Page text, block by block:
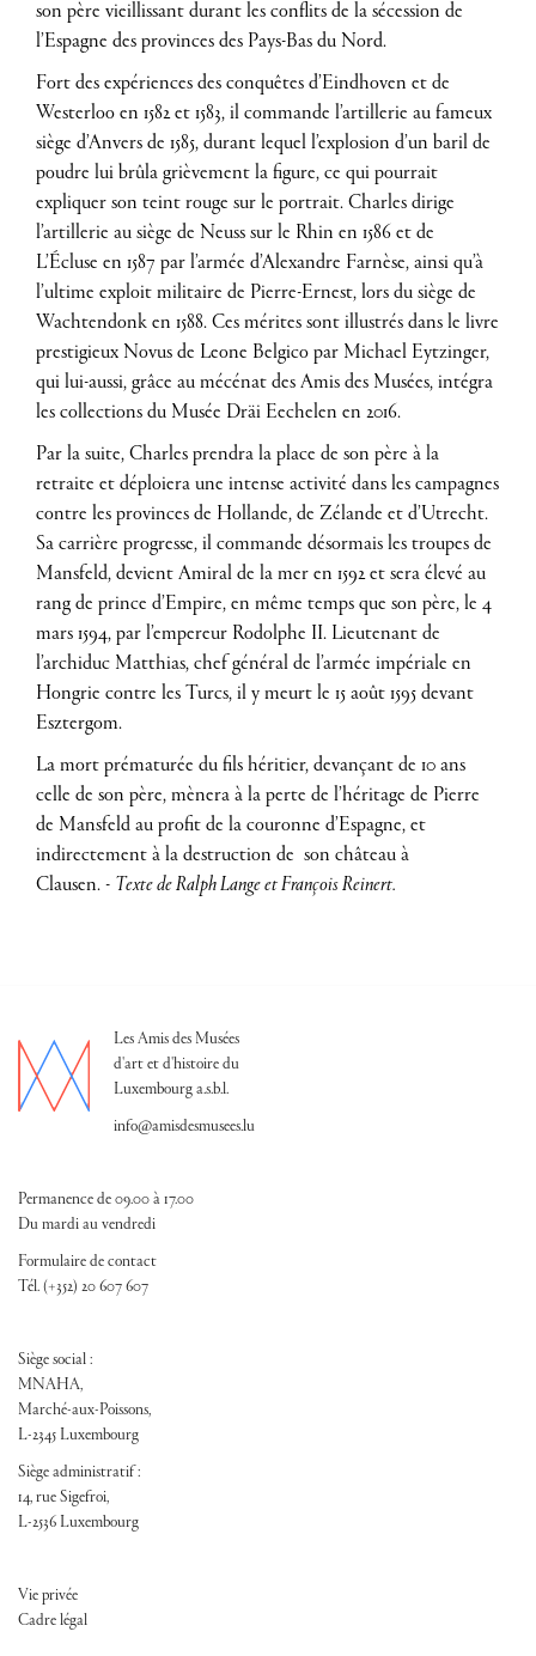
son père vieillissant durant les conflits de la sécession de
l’Espagne des provinces des Pays-Bas du Nord.
Fort des expériences des conquêtes d’Eindhoven et de
Westerloo en 1582 et 1583, il commande l’artillerie au fameux
siège d’Anvers de 1585, durant lequel l’explosion d’un baril de
poudre lui brûla grièvement la figure, ce qui pourrait
expliquer son teint rouge sur le portrait. Charles dirige
l’artillerie au siège de Neuss sur le Rhin en 1586 et de
L’Écluse en 1587 par l’armée d’Alexandre Farnèse, ainsi qu’à
l’ultime exploit militaire de Pierre-Ernest, lors du siège de
Wachtendonk en 1588. Ces mérites sont illustrés dans le livre
prestigieux Novus de Leone Belgico par Michael Eytzinger,
qui lui-aussi, grâce au mécénat des Amis des Musées, intégra
les collections du Musée Dräi Eechelen en 2016.
Par la suite, Charles prendra la place de son père à la
retraite et déploiera une intense activité dans les campagnes
contre les provinces de Hollande, de Zélande et d’Utrecht.
Sa carrière progresse, il commande désormais les troupes de
Mansfeld, devient Amiral de la mer en 1592 et sera élevé au
rang de prince d’Empire, en même temps que son père, le 4
mars 1594, par l’empereur Rodolphe II. Lieutenant de
l’archiduc Matthias, chef général de l’armée impériale en
Hongrie contre les Turcs, il y meurt le 15 août 1595 devant
Esztergom.
La mort prématurée du fils héritier, devançant de 10 ans
celle de son père, mènera à la perte de l’héritage de Pierre
de Mansfeld au profit de la couronne d’Espagne, et
indirectement à la destruction de son château à
Clausen. - Texte de Ralph Lange et François Reinert.
Les Amis des Musées
d'art et d'histoire du
Luxembourg a.s.b.l.
info@amisdesmusees.lu
Permanence de 09.00 à 17.00
Du mardi au vendredi
Formulaire de contact
Tél. (+352) 20 607 607
Siège social :
MNAHA,
Marché-aux-Poissons,
L-2345 Luxembourg
Siège administratif :
14, rue Sigefroi,
L-2536 Luxembourg
FOOTER ADM
Vie privée
Cadre légal